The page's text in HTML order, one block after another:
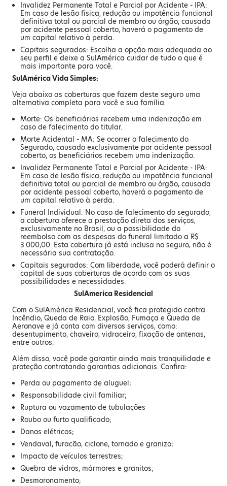
Invalidez Permanente Total e Parcial por Acidente - IPA:
Em caso de lesão física, redução ou impotência funcional
definitiva total ou parcial de membro ou órgão, causada
por acidente pessoal coberto, haverá o pagamento de
um capital relativo à perda.
Capitais segurados: Escolha a opção mais adequada ao
seu perfil e deixe a SulAmérica cuidar de tudo o que é
mais importante para você.
SulAmérica Vida Simples:
Veja abaixo as coberturas que fazem deste seguro uma
alternativa completa para você e sua família.
Morte: Os beneficiários recebem uma indenização em
caso de falecimento do titular.
Morte Acidental - MA: Se ocorrer o falecimento do
Segurado, causado exclusivamente por acidente pessoal
coberto, os beneficiários recebem uma indenização.
Invalidez Permanente Total e Parcial por Acidente - IPA:
Em caso de lesão física, redução ou impotência funcional
definitiva total ou parcial de membro ou órgão, causada
por acidente pessoal coberto, haverá o pagamento de
um capital relativo à perda.
Funeral Individual: No caso de falecimento do segurado,
a cobertura oferece a prestação direta dos serviços,
exclusivamente no Brasil, ou a possibilidade do
reembolso com as despesas do funeral limitado a R$
3.000,00. Esta cobertura já está inclusa no seguro, não é
necessária sua contratação.
Capitais segurados: Com liberdade, você poderá definir o
capital de suas coberturas de acordo com as suas
possibilidades e necessidades.
SulAmerica Residencial
Com o SulAmérica Residencial, você fica protegido contra
Incêndio, Queda de Raio, Explosão, Fumaça e Queda de
Aeronave e já conta com diversos serviços, como:
desentupimento, chaveiro, vidraceiro, fixação de antenas,
entre outros.
Além disso, você pode garantir ainda mais tranquilidade e
proteção contratando garantias adicionais. Confira:
Perda ou pagamento de aluguel;
Responsabilidade civil familiar;
Ruptura ou vazamento de tubulações
Roubo ou furto qualificado;
Danos elétricos;
Vendaval, furacão, ciclone, tornado e granizo;
Impacto de veículos terrestres;
Quebra de vidros, mármores e granitos;
Desmoronamento;